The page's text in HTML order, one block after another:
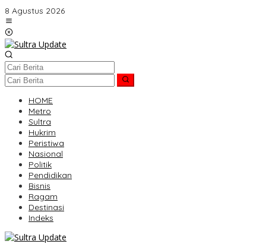
Lewati
ke
konten
8 Agustus 2026
HOME
Metro
Sultra
Hukrim
Peristiwa
Nasional
Politik
Pendidikan
Bisnis
Ragam
Destinasi
Indeks